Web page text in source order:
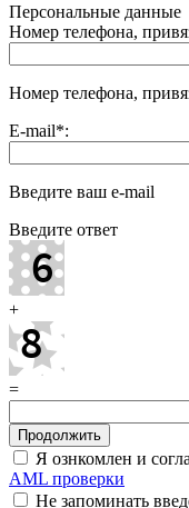
Персональные данные
Номер телефона,
Номер телефона,
E-mail*:
Введите ваш e-mail
Введите ответ
+
=
Я ознкомлен и
AML проверки
Не запоминать